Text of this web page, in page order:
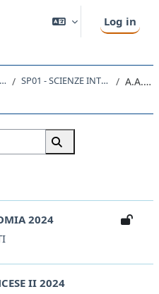
Log in
(DM270) SP01 - SCIENZE INTERNAZIONALI E DIPLOMATICHE A.A. 2024 - 2025
Search courses
Search courses
2024
II 2024